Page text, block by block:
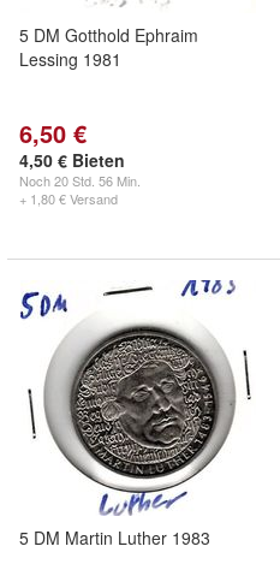
5 DM Gotthold Ephraim
Lessing 1981
6,50 €
4,50 € Bieten
Noch20 Std. 56 Min.
+ 1,80 € Versand
5 DM Martin Luther 1983